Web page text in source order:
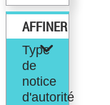
AFFINER
Type
de
notice
d'autorité